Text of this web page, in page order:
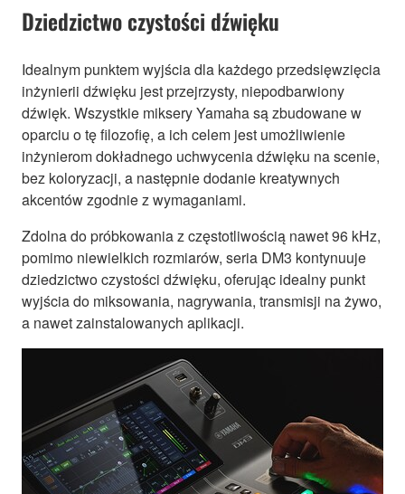
Dziedzictwo czystości dźwięku
Idealnym punktem wyjścia dla każdego przedsięwzięcia
inżynierii dźwięku jest przejrzysty, niepodbarwiony
dźwięk. Wszystkie miksery Yamaha są zbudowane w
oparciu o tę filozofię, a ich celem jest umożliwienie
inżynierom dokładnego uchwycenia dźwięku na scenie,
bez koloryzacji, a następnie dodanie kreatywnych
akcentów zgodnie z wymaganiami.
Zdolna do próbkowania z częstotliwością nawet 96 kHz,
pomimo niewielkich rozmiarów, seria DM3 kontynuuje
dziedzictwo czystości dźwięku, oferując idealny punkt
wyjścia do miksowania, nagrywania, transmisji na żywo,
a nawet zainstalowanych aplikacji.